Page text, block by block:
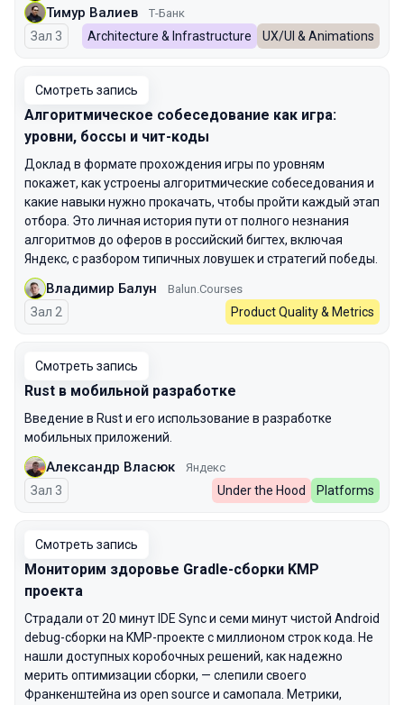
Тимур Валиев Т-Банк
Зал 3 Architecture & Infrastructure UX/UI & Animations
Смотреть запись
Алгоритмическое собеседование как игра:
уровни, боссы и чит-коды
Доклад в формате прохождения игры по уровням
покажет, как устроены алгоритмические собеседования и
какие навыки нужно прокачать, чтобы пройти каждый этап
отбора. Это личная история пути от полного незнания
алгоритмов до оферов в российский бигтех, включая
Яндекс, с разбором типичных ловушек и стратегий победы.
Владимир Балун Balun.Courses
Зал 2 Product Quality & Metrics
Смотреть запись
Rust в мобильной разработке
Введение в Rust и его использование в разработке
мобильных приложений.
Александр Власюк Яндекс
Зал 3 Under the Hood Platforms
Смотреть запись
Мониторим здоровье Gradle-сборки KMP
проекта
Страдали от 20 минут IDE Sync и семи минут чистой Android
debug-сборки на KMP-проекте с миллионом строк кода. Не
нашли доступных коробочных решений, как надежно
мерить оптимизации сборки, — слепили своего
Франкенштейна из open source и самопала. Метрики,